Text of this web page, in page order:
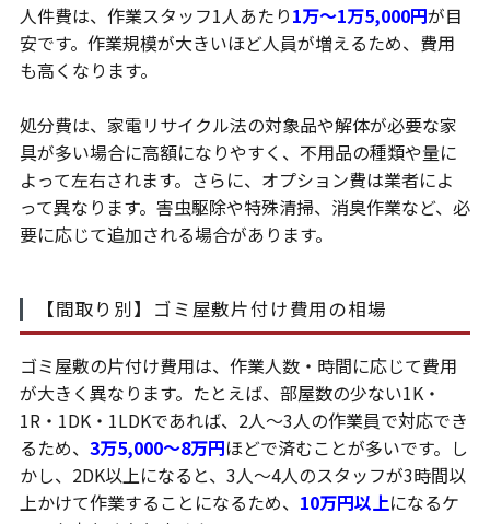
人件費は、作業スタッフ1人あたり1万～1万5,000円が目
安です。作業規模が大きいほど人員が増えるため、費用
も高くなります。
処分費は、家電リサイクル法の対象品や解体が必要な家
具が多い場合に高額になりやすく、不用品の種類や量に
よって左右されます。さらに、オプション費は業者によ
って異なります。害虫駆除や特殊清掃、消臭作業など、必
要に応じて追加される場合があります。
【間取り別】ゴミ屋敷片付け費用の相場
ゴミ屋敷の片付け費用は、作業人数・時間に応じて費用
が大きく異なります。たとえば、部屋数の少ない1K・
1R・1DK・1LDKであれば、2人～3人の作業員で対応でき
るため、 3万5,000～8万円ほどで済むことが多いです。し
かし、2DK以上になると、3人～4人のスタッフが3時間以
上かけて作業することになるため、 10万円以上になるケ